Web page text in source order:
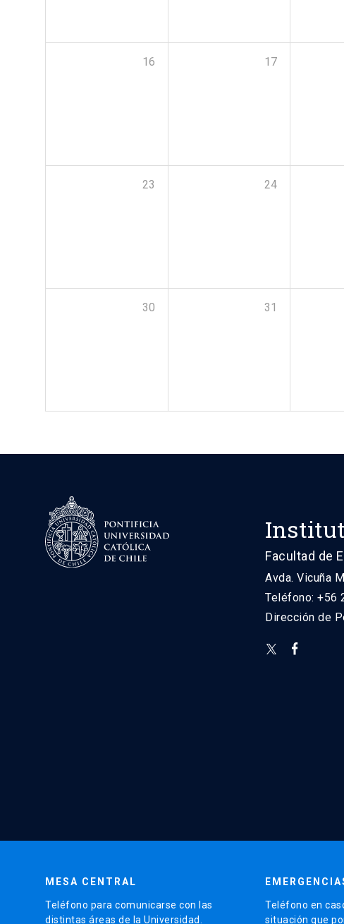
16 17
23 24
30 31
Facultad de
Avda. Vicuña
Teléfono: +56
Dirección de
MESA CENTRAL
Teléfono para comunicarse con las
distintas áreas de la Universidad.
Teléfono en
situación que